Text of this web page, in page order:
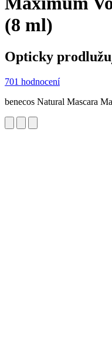
(8 ml)
Opticky
701 hodnocení
benecos Natural Mascara